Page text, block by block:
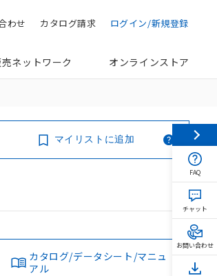
ログイン/新規登録
カタログ請求
わせ
ネットワーク オンラインストア
マイリストに追加
カタログ/データシート/マニュ
アル
FAQ
チャット
お問い合わせ